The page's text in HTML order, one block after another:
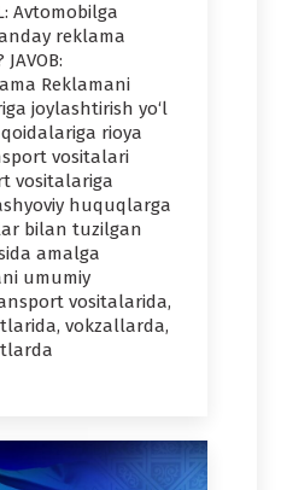
Avtomobilga
reklama
Reklamani
joylashtirish yo‘l
rioya
vositalari
vositalariga
huquqlarga
bilan tuzilgan
amalga
umumiy
vositalarida,
vokzallarda,